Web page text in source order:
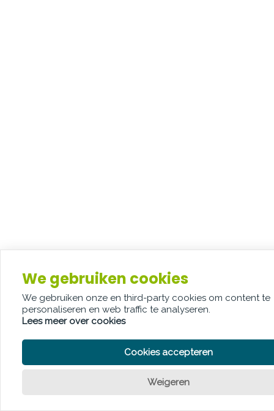
We gebruiken cookies
We gebruiken onze en third-party cookies om content te
personaliseren en web traffic te analyseren.
Lees meer over cookies
Cookies accepteren
Weigeren